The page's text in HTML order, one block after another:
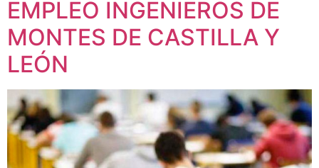
EMPLEO INGENIEROS DE
MONTES DE CASTILLA Y
LEÓN